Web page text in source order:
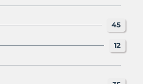
45
12